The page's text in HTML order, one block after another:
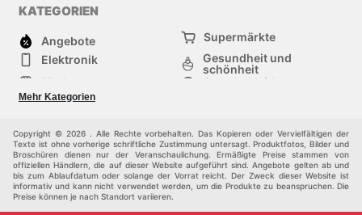
KATEGORIEN
Angebote
Supermärkte
Elektronik
Gesundheit und
schönheit
Mode
Sportbekleidung
Baumarkt
Mehr Kategorien
Copyright © 2026 . Alle Rechte vorbehalten. Das Kopieren oder Vervielfältigen der
Texte ist ohne vorherige schriftliche Zustimmung untersagt. Produktfotos, Bilder und
Broschüren dienen nur der Veranschaulichung. Ermäßigte Preise stammen von
offiziellen Händlern, die auf dieser Website aufgeführt sind. Angebote gelten ab und
bis zum Ablaufdatum oder solange der Vorrat reicht. Der Zweck dieser Website ist
informativ und kann nicht verwendet werden, um die Produkte zu beanspruchen. Die
Preise können je nach Standort variieren.